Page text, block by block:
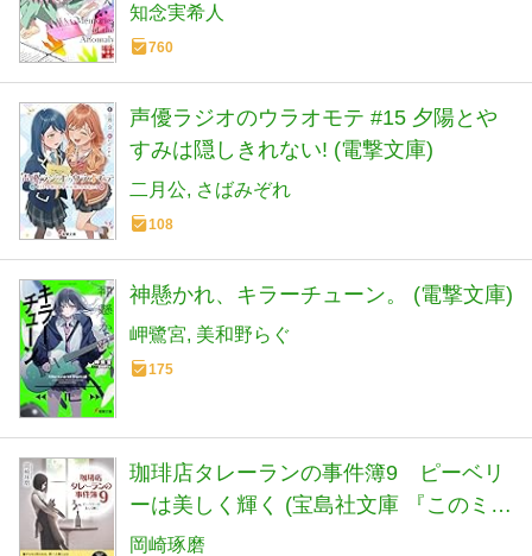
知念実希人
760
声優ラジオのウラオモテ #15 夕陽とや
すみは隠しきれない! (電撃文庫)
二月公 さばみぞれ
108
神懸かれ、キラーチューン。 (電撃文庫)
岬鷺宮 美和野らぐ
175
珈琲店タレーランの事件簿9 ピーベリ
ーは美しく輝く (宝島社文庫 『このミ
ス』大賞シリーズ)
岡崎琢磨